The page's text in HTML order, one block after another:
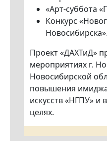
«Арт-суббота
Конкурс
Новосибирска».
Проект «ДАХТиД»
мероприятиях г.
Новосибирской
повышения
искусств «НГПУ» и
целях.